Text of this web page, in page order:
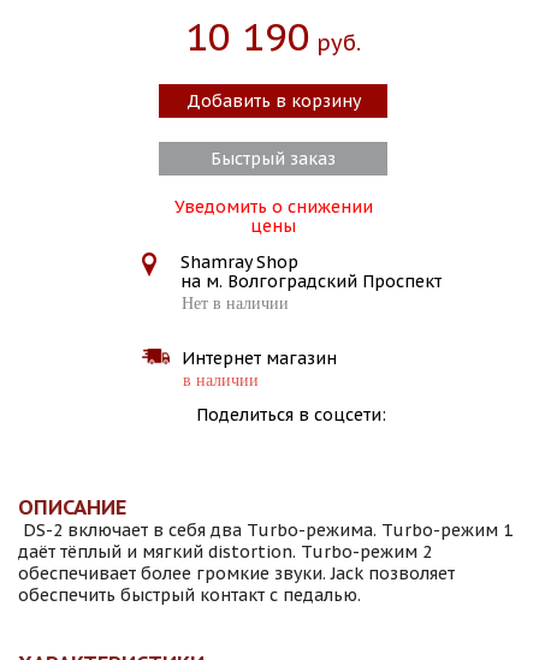
10 190 Руб.
Добавить в корзину
Быстрый заказ
Уведомить о снижении
цены
Shamray Shop
на м. Волгоградский Проспект
Нет в наличии
Интернет магазин
в наличии
Поделиться в соцсети:
ОПИСАНИЕ
DS-2 включает в себя два Turbo-режима. Turbo-режим 1
даёт тёплый и мягкий distortion. Turbo-режим 2
обеспечивает более громкие звуки. Jack позволяет
обеспечить быстрый контакт с педалью.